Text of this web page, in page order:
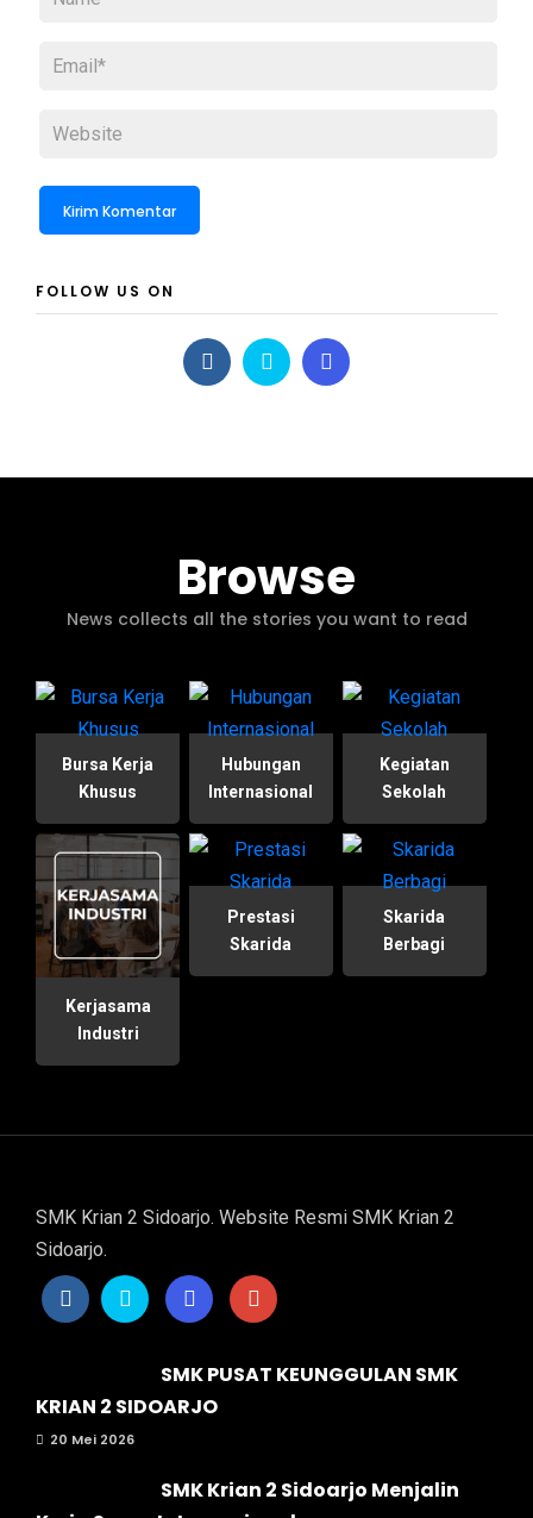
FOLLOW US ON
Browse
News collects all the stories you want to read
Bursa Kerja
Khusus
Hubungan
Internasional
Kegiatan
Sekolah
Kerjasama
Industri
Prestasi
Skarida
Skarida
Berbagi
SMK Krian 2 Sidoarjo. Website Resmi SMK Krian 2
Sidoarjo.
SMK PUSAT KEUNGGULAN SMK
KRIAN 2 SIDOARJO
20 Mei 2026
SMK Krian 2 Sidoarjo Menjalin